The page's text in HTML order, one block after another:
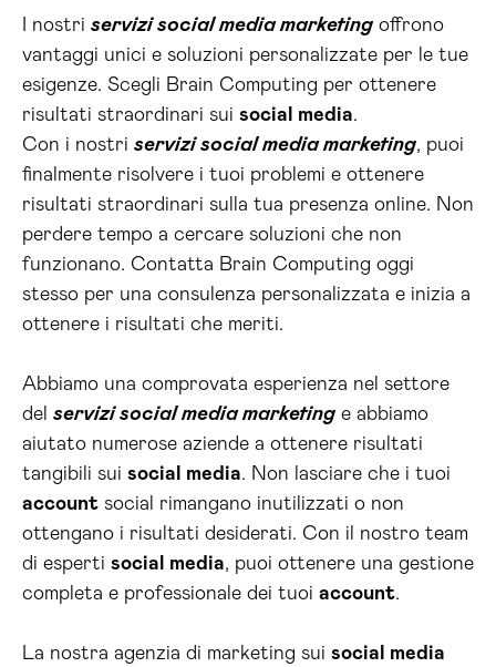
I nostri servizi social media marketing offrono
vantaggi unici e soluzioni personalizzate per le tue
esigenze. Scegli Brain Computing per ottenere
risultati straordinari sui social media.
Con i nostri servizi social media marketing, puoi
finalmente risolvere i tuoi problemi e ottenere
risultati straordinari sulla tua presenza online. Non
perdere tempo a cercare soluzioni che non
funzionano. Contatta Brain Computing oggi
stesso per una consulenza personalizzata e inizia a
ottenere i risultati che meriti.
Abbiamo una comprovata esperienza nel settore
del servizi social media marketing e abbiamo
aiutato numerose aziende a ottenere risultati
tangibili sui social media. Non lasciare che i tuoi
account social rimangano inutilizzati o non
ottengano i risultati desiderati. Con il nostro team
di esperti social media, puoi ottenere una gestione
completa e professionale dei tuoi account.
La nostra agenzia di marketing sui social media